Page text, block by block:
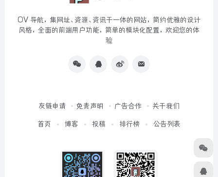
OV 导航，集网址、资源、资讯于一体的网站，简约优雅的设计
风格，全面的前端用户功能，简单的模块化配置，欢迎您的体
验
友链申请 免责声明 广告合作 关于我们
首页 博客 投稿 排行榜 公告列表